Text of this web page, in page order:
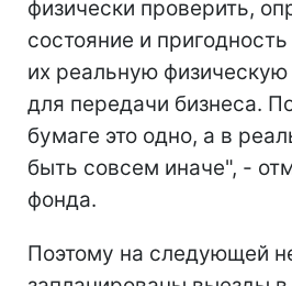
физически проверить,
состояние и
их реальную физическую
для передачи бизнеса.
бумаге это одно, а в
быть совсем иначе", -
фонда.
Поэтому на следующей